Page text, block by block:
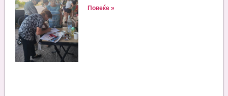
Повеќе »